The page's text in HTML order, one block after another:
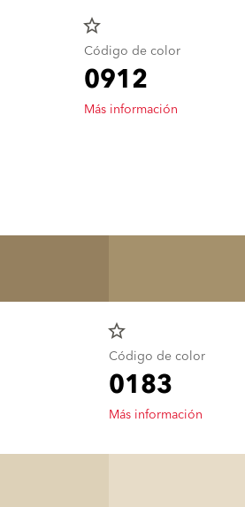
star_border
Código de color
0912
Más información
star_border
Código de color
0183
Más información